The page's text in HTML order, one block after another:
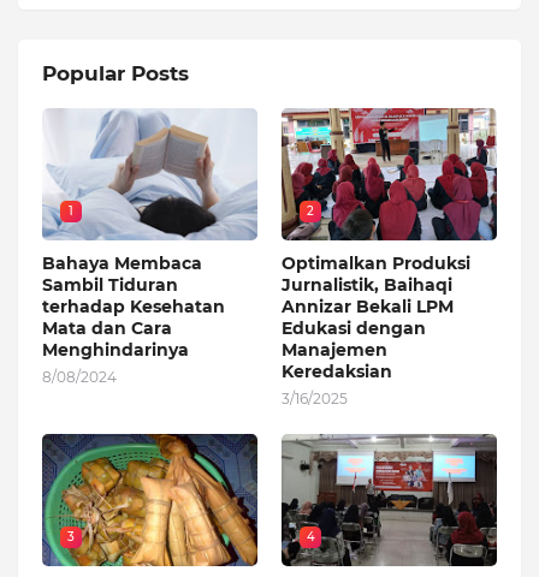
Popular Posts
1
Bahaya Membaca
Sambil Tiduran
terhadap Kesehatan
Mata dan Cara
Menghindarinya
8/08/2024
2
Optimalkan Produksi
Jurnalistik, Baihaqi
Annizar Bekali LPM
Edukasi dengan
Manajemen
Keredaksian
3/16/2025
3 4